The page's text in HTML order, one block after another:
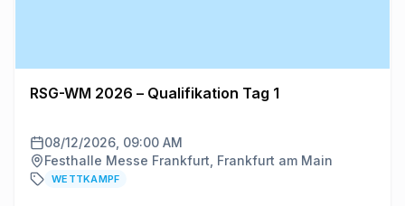
RSG-WM 2026 – Qualifikation Tag 1
08/12/2026, 09:00 AM
Festhalle Messe Frankfurt, Frankfurt am Main
WETTKAMPF